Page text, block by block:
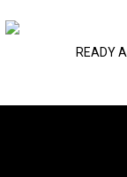
READY